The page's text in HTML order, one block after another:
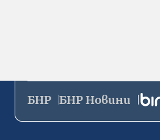
БНР БНР Новини